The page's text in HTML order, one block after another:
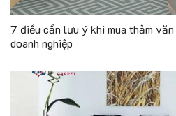
7 điều cần lưu ý khi mua thảm văn
doanh nghiệp